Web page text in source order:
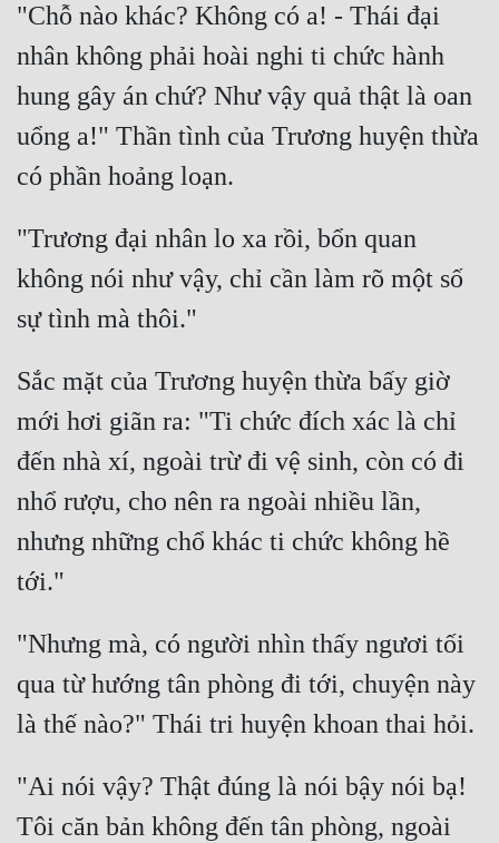
"Chỗ nào khác? Không có a! - Thái đại
nhân không phải hoài nghi ti chức hành
hung gây án chứ? Như vậy quả thật là oan
uổng a!" Thần tình của Trương huyện thừa
"Trương đại nhân lo xa rồi, bổn quan
không nói như vậy, chỉ cần làm rõ một số
Sắc mặt của Trương huyện thừa bấy giờ
mới hơi giãn ra: "Ti chức đích xác là chỉ
đến nhà xí, ngoài trừ đi vệ sinh, còn có đi
nhổ rượu, cho nên ra ngoài nhiều lần,
nhưng những chổ khác ti chức không hề
"Nhưng mà, có người nhìn thấy ngươi tối
qua từ hướng tân phòng đi tới, chuyện này
"Ai nói vậy? Thật đúng là nói bậy nói bạ!
Tôi căn bản không đến tân phòng, ngoài